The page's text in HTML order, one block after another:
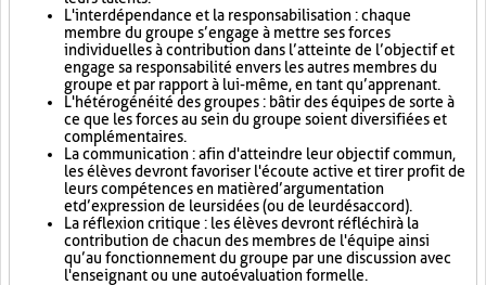
L'interdépendance et la responsabilisation : chaque
membre du groupe s’engage à mettre ses forces
individuelles à contribution dans l’atteinte de l’objectif et
engage sa responsabilité envers les autres membres du
groupe et par rapport à lui-même, en tant qu’apprenant.
L'hétérogénéité des groupes : bâtir des équipes de sorte à
ce que les forces au sein du groupe soient diversifiées et
complémentaires.
La communication : afin d'atteindre leur objectif commun,
les élèves devront favoriser l'écoute active et tirer profit de
leurs compétences en matière d’argumentation
et d’expression de leurs idées (ou de leur désaccord).
La réflexion critique : les élèves devront réfléchir à la
contribution de chacun des membres de l'équipe ainsi
qu’au fonctionnement du groupe par une discussion avec
l'enseignant ou une autoévaluation formelle.